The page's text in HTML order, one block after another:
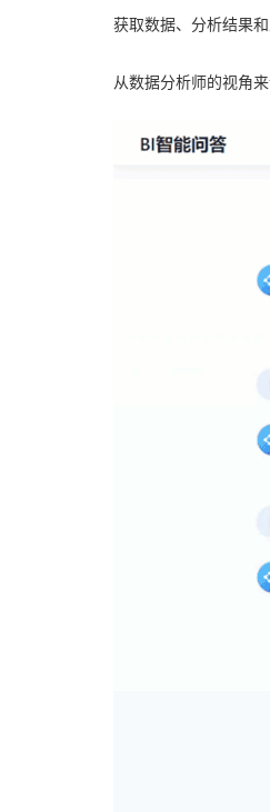
获取数据、分析结果
从数据分析师的视角